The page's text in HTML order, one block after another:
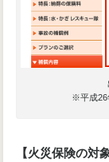
※平成26
【火災保険の対